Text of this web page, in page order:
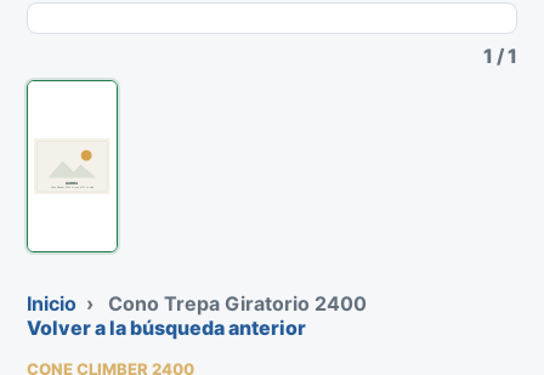
1 /1
Inicio ›
Cono Trepa Giratorio 2400
Volver a la búsqueda anterior
CONE CLIMBER 2400